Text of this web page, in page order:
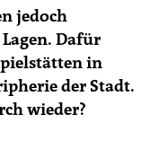
jedoch
Dafür
in
der Stadt.
wieder?